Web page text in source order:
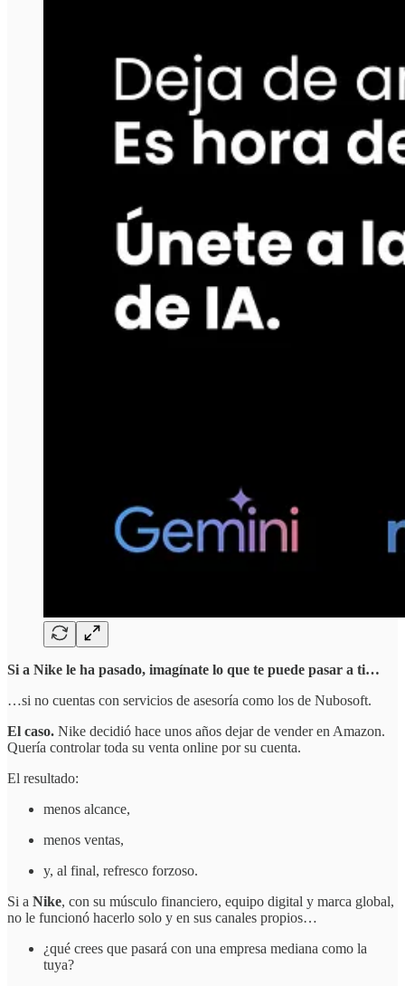
Si a Nike le ha pasado, imagínate lo que te puede pasar a ti…
…si no cuentas con servicios de asesoría como los de Nubosoft.
El caso. Nike decidió hace unos años dejar de vender en Amazon.
Quería controlar toda su venta online por su cuenta.
El resultado:
menos alcance,
menos ventas,
y, al final, refresco forzoso.
Si a Nike, con su músculo financiero, equipo digital y marca global,
no le funcionó hacerlo solo y en sus canales propios…
¿qué crees que pasará con una empresa mediana como la
tuya?